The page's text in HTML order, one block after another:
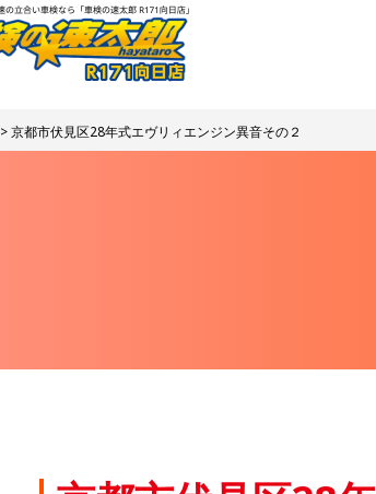
> 京都市伏見区28年式エヴリィエンジン異音その２